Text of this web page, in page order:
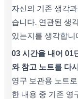
자신의 기존 생각
습니다. 연관된 생
있는지를 생각합니
03 시간을 내어 01
와 참고 노트를 다
영구 보관용 노트
한 내용 중 기존 영